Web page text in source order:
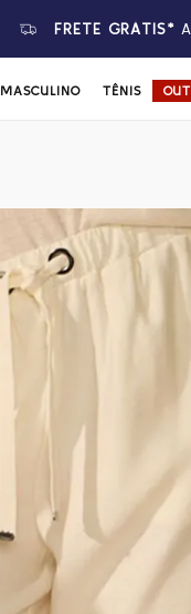
FRETE GRÁTIS*
MASCULINO TÊNIS